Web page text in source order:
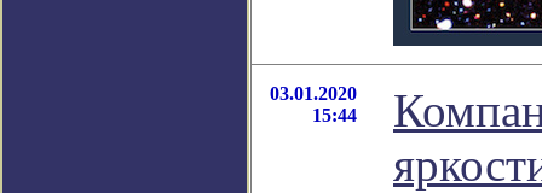
03.01.2020
15:44